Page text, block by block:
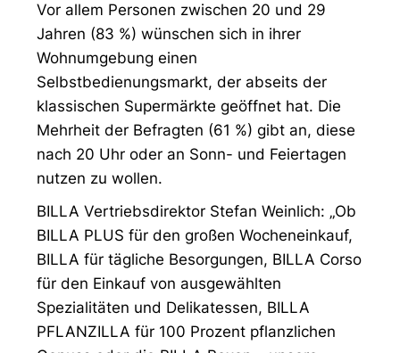
Vor allem Personen zwischen 20 und 29
Jahren (83 %) wünschen sich in ihrer
Wohnumgebung einen
Selbstbedienungsmarkt, der abseits der
klassischen Supermärkte geöffnet hat. Die
Mehrheit der Befragten (61 %) gibt an, diese
nach 20 Uhr oder an Sonn- und Feiertagen
nutzen zu wollen.
BILLA Vertriebsdirektor Stefan Weinlich: „Ob
BILLA PLUS für den großen Wocheneinkauf,
BILLA für tägliche Besorgungen, BILLA Corso
für den Einkauf von ausgewählten
Spezialitäten und Delikatessen, BILLA
PFLANZILLA für 100 Prozent pflanzlichen